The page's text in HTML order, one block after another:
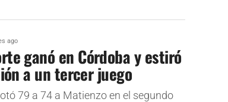
ago
ganó en Córdoba y estiró
a un tercer juego
79 a 74 a Matienzo en el segundo